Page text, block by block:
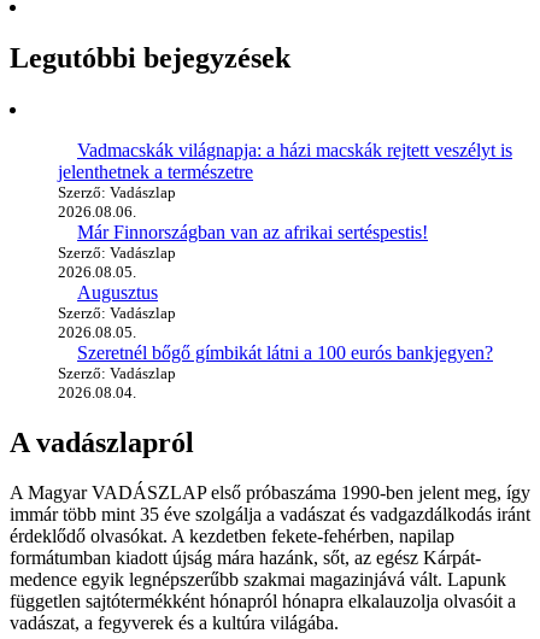
Legutóbbi bejegyzések
Vadmacskák világnapja: a házi macskák rejtett veszélyt is
jelenthetnek a természetre
Szerző: Vadászlap
2026.08.06.
Már Finnországban van az afrikai sertéspestis!
Szerző: Vadászlap
2026.08.05.
Augusztus
Szerző: Vadászlap
2026.08.05.
Szeretnél bőgő gímbikát látni a 100 eurós bankjegyen?
Szerző: Vadászlap
2026.08.04.
A vadászlapról
A Magyar VADÁSZLAP első próbaszáma 1990-ben jelent meg, így
immár több mint 35 éve szolgálja a vadászat és vadgazdálkodás iránt
érdeklődő olvasókat. A kezdetben fekete-fehérben, napilap
formátumban kiadott újság mára hazánk, sőt, az egész Kárpát-
medence egyik legnépszerűbb szakmai magazinjává vált. Lapunk
független sajtótermékként hónapról hónapra elkalauzolja olvasóit a
vadászat, a fegyverek és a kultúra világába.